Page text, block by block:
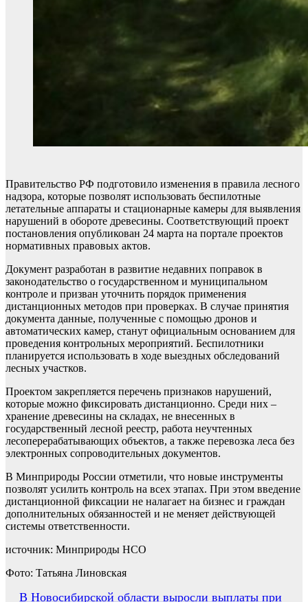
Правительство РФ подготовило изменения в правила лесного
надзора, которые позволят использовать беспилотные
летательные аппараты и стационарные камеры для выявления
нарушений в обороте древесины. Соответствующий проект
постановления опубликован 24 марта на портале проектов
нормативных правовых актов.
Документ разработан в развитие недавних поправок в
законодательство о государственном и муниципальном
контроле и призван уточнить порядок применения
дистанционных методов при проверках. В случае принятия
документа данные, полученные с помощью дронов и
автоматических камер, станут официальным основанием для
проведения контрольных мероприятий. Беспилотники
планируется использовать в ходе выездных обследований
лесных участков.
Проектом закрепляется перечень признаков нарушений,
которые можно фиксировать дистанционно. Среди них –
хранение древесины на складах, не внесенных в
государственный лесной реестр, работа неучтенных
лесоперерабатывающих объектов, а также перевозка леса без
электронных сопроводительных документов.
В Минприроды России отметили, что новые инструменты
позволят усилить контроль на всех этапах. При этом введение
дистанционной фиксации не налагает на бизнес и граждан
дополнительных обязанностей и не меняет действующей
системы ответственности.
источник: Минприроды НСО
Фото: Татьяна Линовская
В Новосибирской области выросли выплаты при